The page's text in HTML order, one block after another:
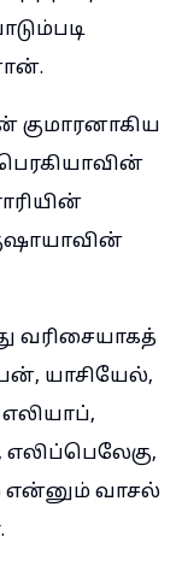
குமாரனாகிய
வரிசையாகத்
யாசியேல்,
வாசல்